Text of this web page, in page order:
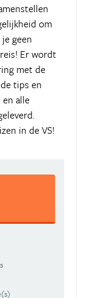
om
geen
Er wordt
met de
tips en
alle
in de VS!